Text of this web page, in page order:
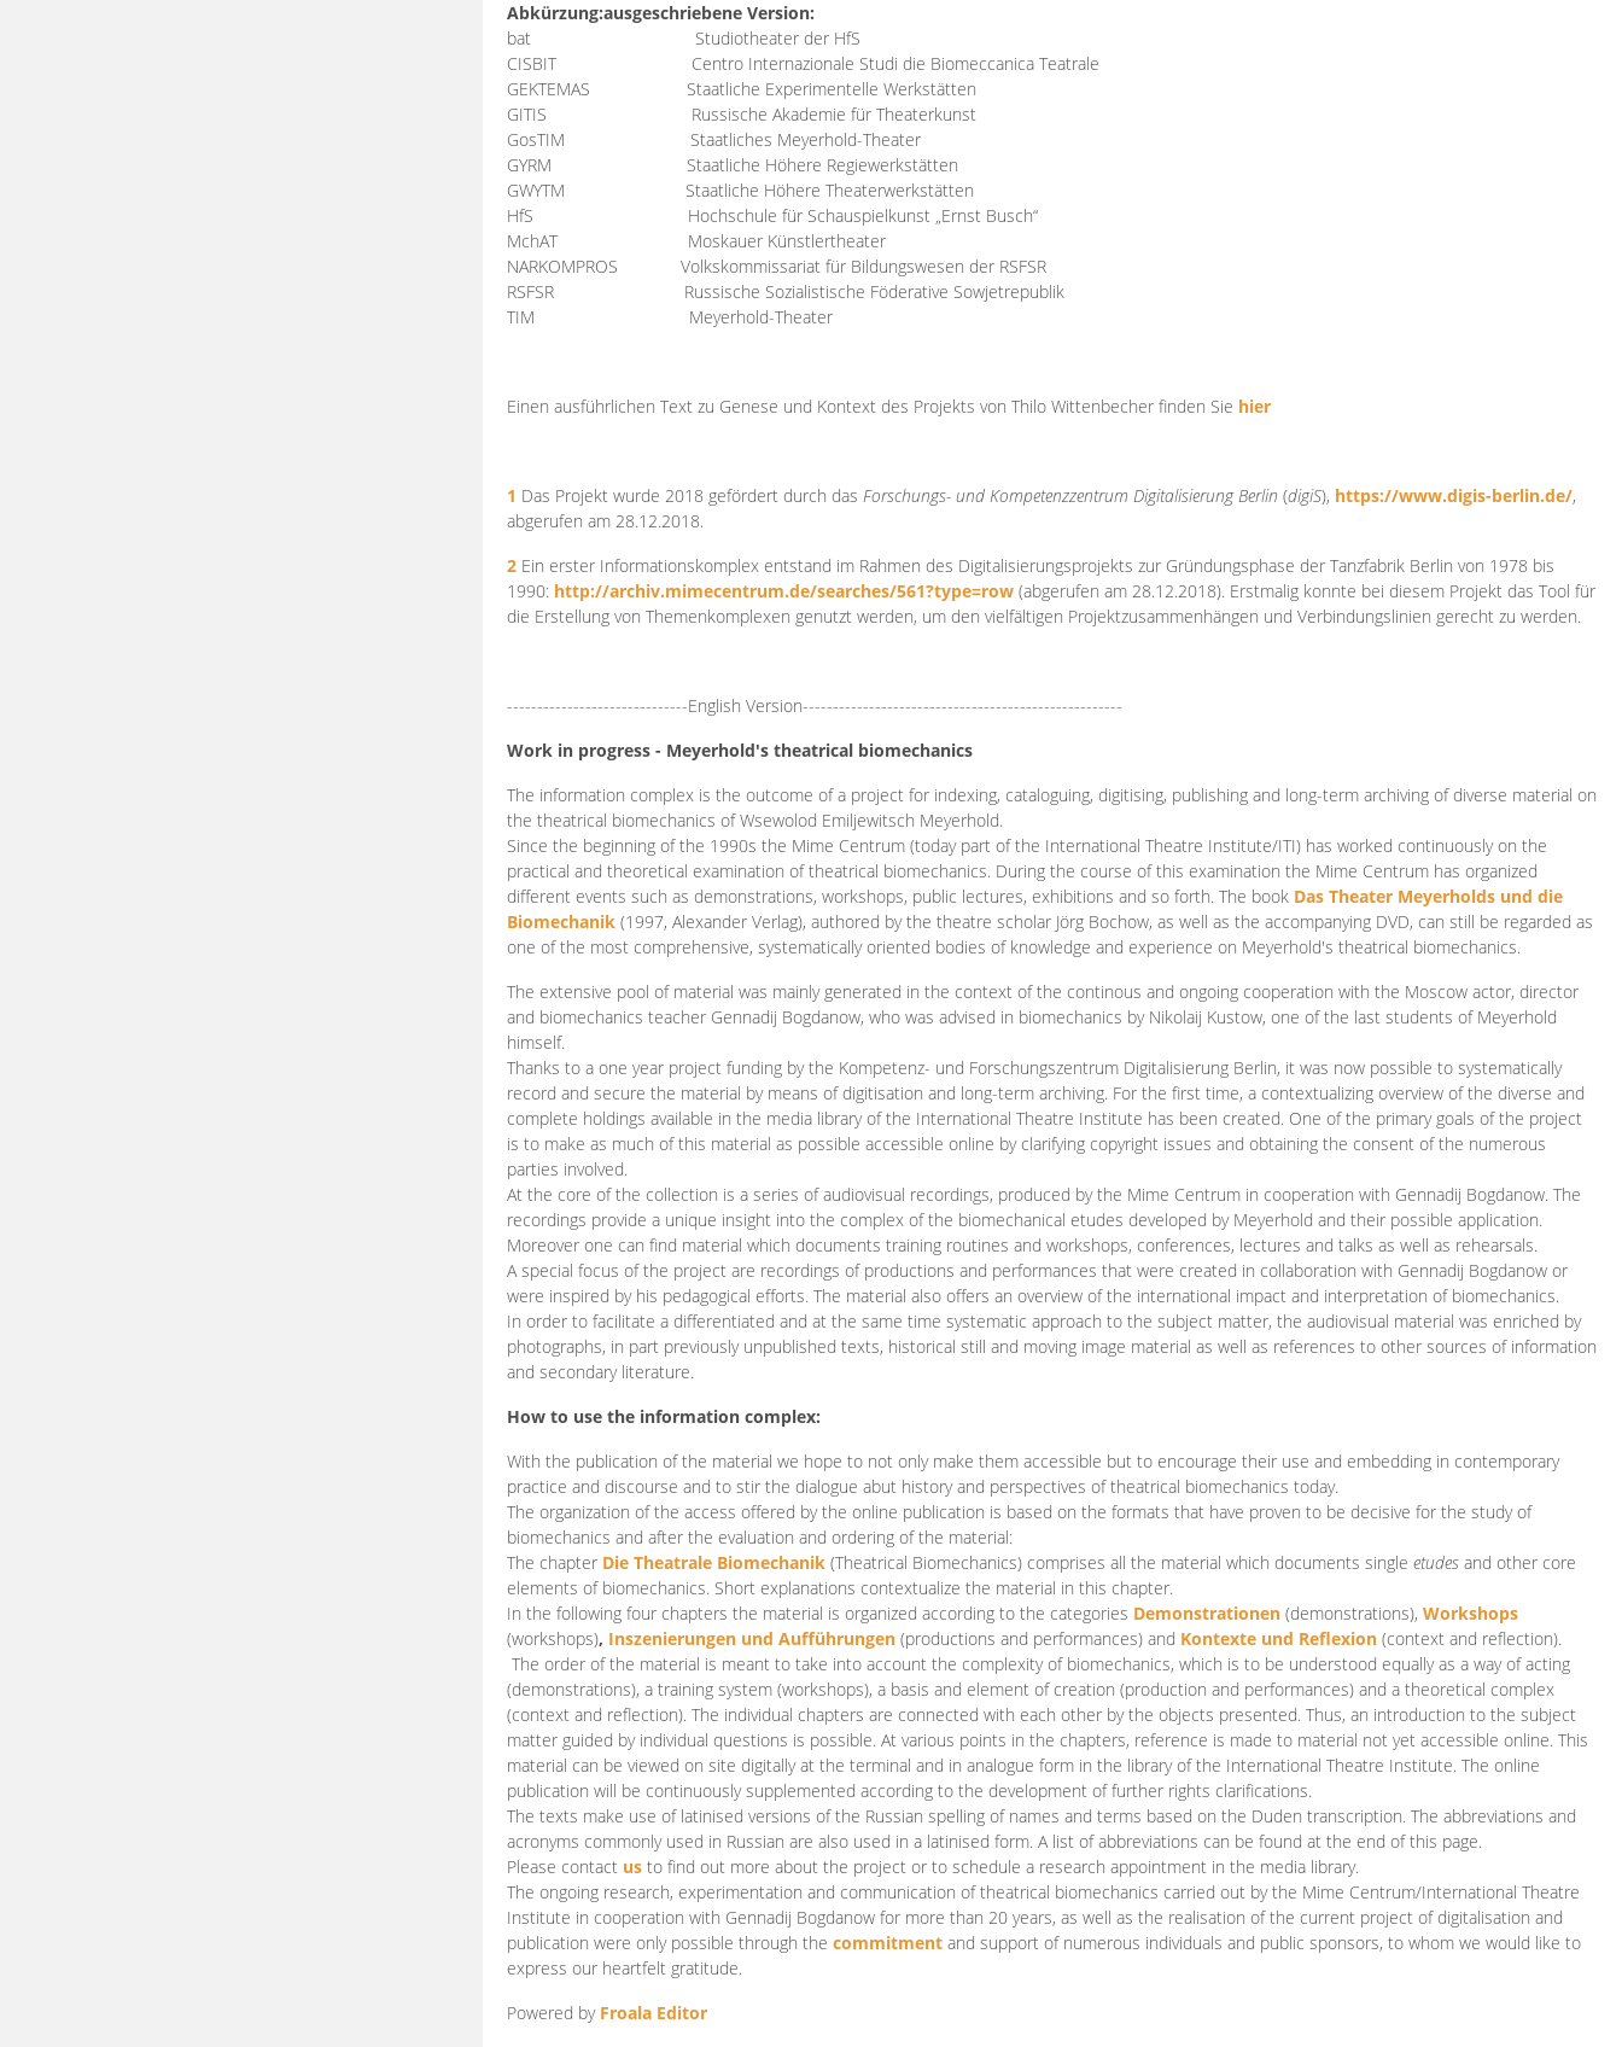
Abkürzung:ausgeschriebene Version:
bat
Studiotheater der HfS
CISBIT
Centro Internazionale Studi die Biomeccanica Teatrale
GEKTEMAS
Staatliche Experimentelle Werkstätten
GITIS
Russische Akademie für Theaterkunst
GosTIM
Staatliches Meyerhold-Theater
GYRM
Staatliche Höhere Regiewerkstätten
GWYTM
Staatliche Höhere Theaterwerkstätten
HfS
Hochschule für Schauspielkunst „Ernst Busch“
MchAT
Moskauer Künstlertheater
NARKOMPROS
Volkskommissariat für Bildungswesen der RSFSR
RSFSR
Russische Sozialistische Föderative Sowjetrepublik
TIM Meyerhold-Theater
Einen ausführlichen Text zu Genese und Kontext des Projekts von Thilo Wittenbecher finden Sie hier
1 Das Projekt wurde 2018 gefördert durch das Forschungs- und Kompetenzzentrum DigitalisierungBerlin (digiS), https://www.digis-berlin.de/,
abgerufen am 28.12.2018.
2 Ein erster Informationskomplex entstand im Rahmen des Digitalisierungsprojekts zur Gründungsphase der Tanzfabrik Berlin von 1978 bis
1990: http://archiv.mimecentrum.de/searches/561?type=row (abgerufen am 28.12.2018). Erstmalig konnte bei diesem Projekt das Tool für
die Erstellung von Themenkomplexen genutzt werden, um den vielfältigen Projektzusammenhängen und Verbindungslinien gerecht zu werden.
------------------------------English Version-----------------------------------------------------
Work in progress - Meyerhold's theatrical biomechanics
The information complex is the outcome of a project for indexing, cataloguing, digitising, publishing and long-term archiving of diverse material on
the theatrical biomechanics of Wsewolod Emiljewitsch Meyerhold.
Since the beginning of the 1990s the Mime Centrum (today part of the International Theatre Institute/ITI) has worked continuously on the
practical and theoretical examination of theatrical biomechanics. During the course of this examination the Mime Centrum has organized
different events such as demonstrations, workshops, public lectures, exhibitions and so forth. The book Das Theater Meyerholds und die
Biomechanik (1997, Alexander Verlag), authored by the theatre scholar Jörg Bochow, as well as the accompanying DVD, can still be regarded as
one of the most comprehensive, systematically oriented bodies of knowledge and experience on Meyerhold's theatrical biomechanics.
The extensive pool of material was mainly generated in the context of the continous and ongoing cooperation with the Moscow actor, director
and biomechanics teacher Gennadij Bogdanow, who was advised in biomechanics by Nikolaij Kustow, one of the last students of Meyerhold
himself.
Thanks to a one year project funding by the Kompetenz- und Forschungszentrum Digitalisierung Berlin, it was now possible to systematically
record and secure the material by means of digitisation and long-term archiving. For the first time, a contextualizing overview of the diverse and
complete holdings available in the media library of the International Theatre Institute has been created. One of the primary goals of the project
is to make as much of this material as possible accessible online by clarifying copyright issues and obtaining the consent of the numerous
parties involved.
At the core of the collection is a series of audiovisual recordings, produced by the Mime Centrum in cooperation with Gennadij Bogdanow. The
recordings provide a unique insight into the complex of the biomechanical etudes developed by Meyerhold and their possible application.
Moreover one can find material which documents training routines and workshops, conferences, lectures and talks as well as rehearsals.
A special focus of the project are recordings of productions and performances that were created in collaboration with Gennadij Bogdanow or
were inspired by his pedagogical efforts. The material also offers an overview of the international impact and interpretation of biomechanics.
In order to facilitate a differentiated and at the same time systematic approach to the subject matter, the audiovisual material was enriched by
photographs, in part previously unpublished texts, historical still and moving image material as well as references to other sources of information
and secondary literature.
How to use the information complex:
With the publication of the material we hope to not only make them accessible but to encourage their use and embedding in contemporary
practice and discourse and to stir the dialogue abut history and perspectives of theatrical biomechanics today.
The organization of the access offered by the online publication is based on the formats that have proven to be decisive for the study of
biomechanics and after the evaluation and ordering of the material:
The chapter Die Theatrale Biomechanik (Theatrical Biomechanics) comprises all the material which documents single etudes and other core
elements of biomechanics. Short explanations contextualize the material in this chapter.
In the following four chapters the material is organized according to the categories Demonstrationen (demonstrations), Workshops
(workshops), Inszenierungen und Aufführungen (productions and performances) and Kontexte und Reflexion (context and reflection).
The order of the material is meant to take into account the complexity of biomechanics, which is to be understood equally as a way of acting
(demonstrations), a training system (workshops), a basis and element of creation (production and performances) and a theoretical complex
(context and reflection). The individual chapters are connected with each other by the objects presented. Thus, an introduction to the subject
matter guided by individual questions is possible. At various points in the chapters, reference is made to material not yet accessible online. This
material can be viewed on site digitally at the terminal and in analogue form in the library of the International Theatre Institute. The online
publication will be continuously supplemented according to the development of further rights clarifications.
The texts make use of latinised versions of the Russian spelling of names and terms based on the Duden transcription. The abbreviations and
acronyms commonly used in Russian are also used in a latinised form. A list of abbreviations can be found at the end of this page.
Please contact us to find out more about the project or to schedule a research appointment in the media library.
The ongoing research, experimentation and communication of theatrical biomechanics carried out by the Mime Centrum/International Theatre
Institute in cooperation with Gennadij Bogdanow for more than 20 years, as well as the realisation of the current project of digitalisation and
publication were only possible through the commitment and support of numerous individuals and public sponsors, to whom we would like to
express our heartfelt gratitude.
Powered by Froala Editor